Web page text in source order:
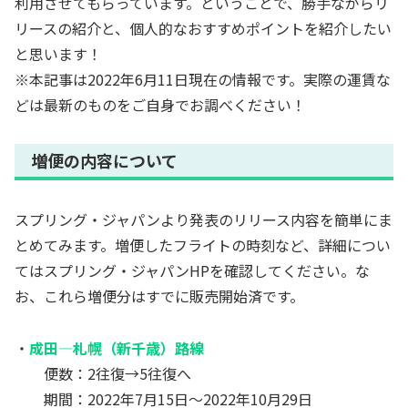
リースの紹介と、個人的なおすすめポイントを紹介したい
と思います！
※本記事は2022年6月11日現在の情報です。実際の運賃な
どは最新のものをご自身でお調べください！
増便の内容について
スプリング・ジャパンより発表のリリース内容を簡単にま
とめてみます。増便したフライトの時刻など、詳細につい
てはスプリング・ジャパンHPを確認してください。な
お、これら増便分はすでに販売開始済です。
・ 成田―札幌（新千歳）路線
便数：2往復→5往復へ
期間：2022年7月15日～2022年10月29日